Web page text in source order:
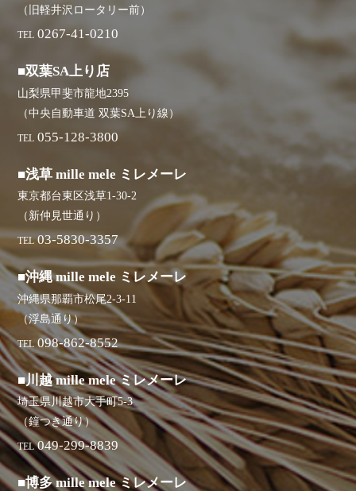
（旧軽井沢ロータリー前）
TEL 0267-41-0210
■双葉SA上り店
山梨県甲斐市龍地2395
（中央自動車道 双葉SA上り線）
TEL 055-128-3800
■浅草 mille mele ミレメーレ
東京都台東区浅草1-30-2
（新仲見世通り）
TEL 03-5830-3357
■沖縄 mille mele ミレメーレ
沖縄県那覇市松尾2-3-11
（浮島通り）
TEL 098-862-8552
■川越 mille mele ミレメーレ
埼玉県川越市大手町5-3
（鐘つき通り）
TEL 049-299-8839
■博多 mille mele ミレメーレ